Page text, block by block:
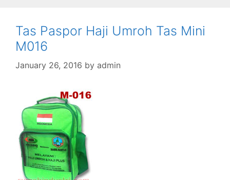
Tas Paspor Haji Umroh Tas Mini
M016
January 26, 2016 by admin